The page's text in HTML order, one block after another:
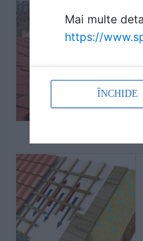
Mai multe
https://
ÎNCHIDE